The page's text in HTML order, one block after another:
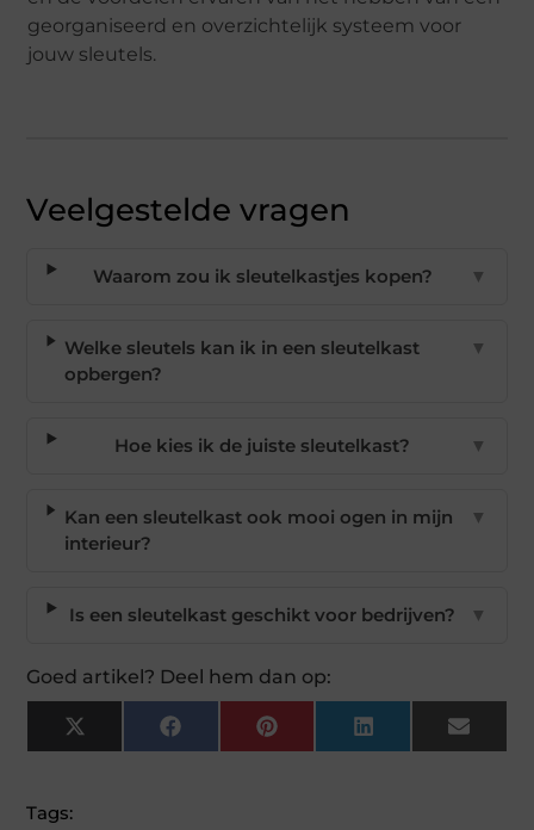
georganiseerd en overzichtelijk systeem voor
jouw sleutels.
Veelgestelde vragen
Waarom zou ik sleutelkastjes kopen? ▼
Welke sleutels kan ik in een sleutelkast
opbergen?
▼
Hoe kies ik de juiste sleutelkast? ▼
Kan een sleutelkast ook mooi ogen in mijn
interieur?
▼
Is een sleutelkast geschikt voor bedrijven? ▼
Goed artikel? Deel hem dan op:
X
(Twitter)
FacebookPinterest LinkedIn Email
Tags: